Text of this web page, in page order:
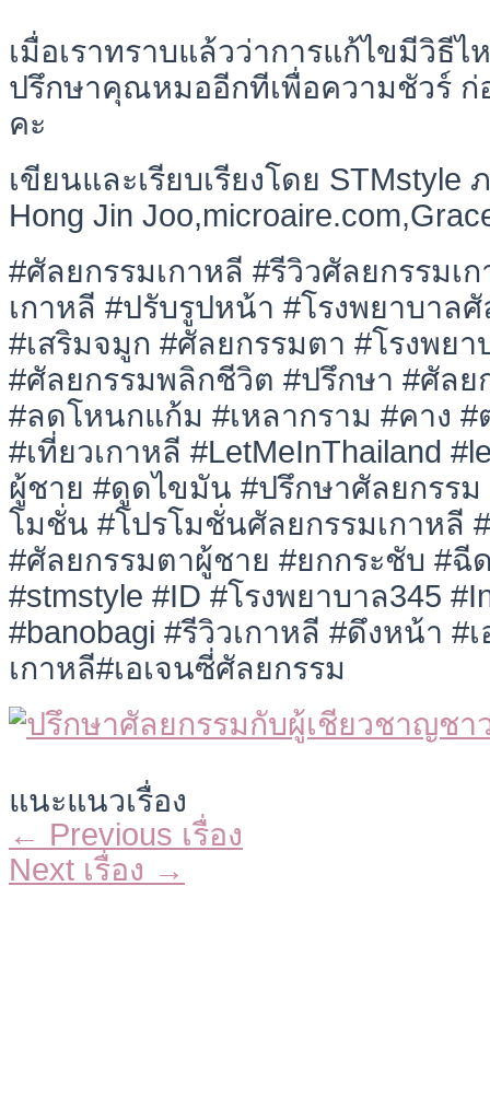
เมื่อเราทราบแล้วว่าการแก้ไขมีวิธีไ
ปรึกษาคุณหมออีกทีเพื่อความชัวร์ ก่
คะ
เขียนและเรียบเรียงโดย STMstyle
Hong Jin
#ศัลยกรรมเกาหลี #รีวิวศัลยกรรมเ
เกาหลี #ปรับรูปหน้า #โรงพยาบาล
#เสริมจมูก #ศัลยกรรมตา #โรงพยา
#ศัลยกรรมพลิกชีวิต #ปรึกษา #ศัลย
#ลดโหนกแก้ม #เหลากราม #คาง
#เที่ยวเกาหลี #LetMeInThailand
ผู้ชาย #ดูดไขมัน #ปรึกษาศัลยกรรม
โมชั่น #โปรโมชั่นศัลยกรรมเกาหลี
#ศัลยกรรมตาผู้ชาย #ยกกระชับ #
#stmstyle #ID #โรงพยาบาล345
#banobagi #รีวิวเกาหลี #ดึงหน้า #
เกาหลี#เอเจนซี่ศัลยกรรม
แนะแนวเรื่อง
← Previous เรื่อง
Next เรื่อง →